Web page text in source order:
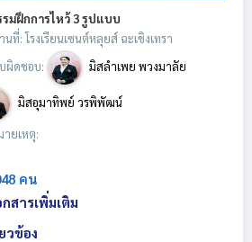
รมฝึกการไหว้ 3 รูปแบบ
ที่: โรงเรียนเซนต์หลุยส์ ฉะเชิงเทรา
ผิดชอบ:
มิสลำเพย พวงมาลัย
มิสอุมาทิพย์ วรพิพัฒน์
ายเหตุ:
คน
สารเพิ่มเติม
วข้อง